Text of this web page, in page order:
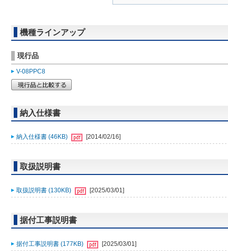
機種ラインアップ
現行品
V-08PPC8
納入仕様書
納入仕様書 (46KB) [2014/02/16]
取扱説明書
取扱説明書 (130KB) [2025/03/01]
据付工事説明書
据付工事説明書 (177KB) [2025/03/01]